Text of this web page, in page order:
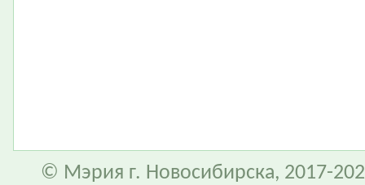
© Мэрия г. Новосибирска, 2017-